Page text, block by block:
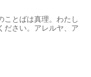
ことばは真理。わたし
ださい。アレルヤ、ア